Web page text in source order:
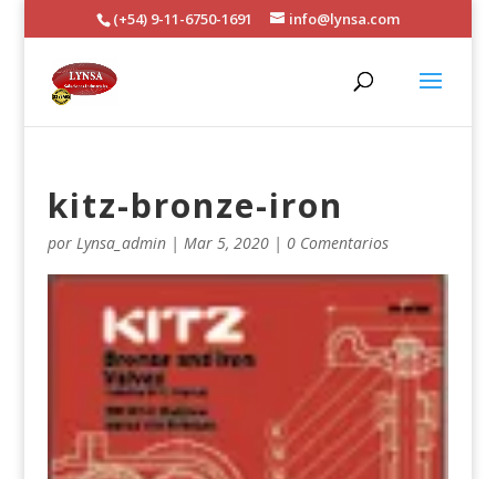
(+54) 9-11-6750-1691 info@lynsa.com
kitz-bronze-iron
por Lynsa_admin| Mar 5, 2020| 0 Comentarios